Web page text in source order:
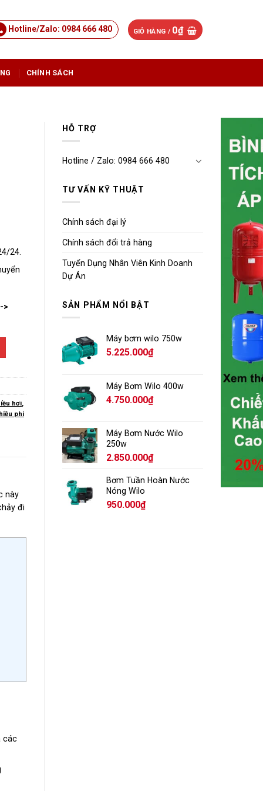
Hotline/Zalo: 0984 666 480 GIỎ HÀNG / 0₫
CHÍNH SÁCH
HỖ TRỢ
Hotline / Zalo: 0984 666 480
TƯ VẤN KỸ THUẬT
Chính sách đại lý
Chính sách đổi trả hàng
Tuyển Dụng Nhân Viên Kinh Doanh
Dự Án
SẢN PHẨM NỔI BẬT
Máy bơm wilo 750w
5.225.000₫
Máy Bơm Wilo 400w
4.750.000₫
Máy Bơm Nước Wilo
250w
2.850.000₫
Bơm Tuần Hoàn Nước
Nóng Wilo
950.000₫
24.
>
hơi,
phi
này
đi
các